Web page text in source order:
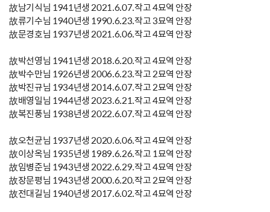
故남기식님 1941년생 2021.6.07.작고 4묘역 안장
故류기수님 1940년생 1990.6.23.작고 3묘역 안장
故문경호님 1937년생 2021.6.06.작고 4묘역 안장
故박선영님 1941년생 2018.6.20.작고 4묘역 안장
故박수만님 1926년생 2006.6.23.작고 2묘역 안장
故박진규님 1934년생 2014.6.07.작고 2묘역 안장
故배영일님 1944년생 2023.6.21.작고 4묘역 안장
故복진풍님 1938년생 2022.6.07.작고 4묘역 안장
故오천균님 1937년생 2020.6.06.작고 4묘역 안장
故이상옥님 1935년생 1989.6.26.작고 1묘역 안장
故임병준님 1943년생 2022.6.29.작고 4묘역 안장
故장문평님 1943년생 2000.6.20.작고 2묘역 안장
故전대길님 1940년생 2017.6.02.작고 4묘역 안장